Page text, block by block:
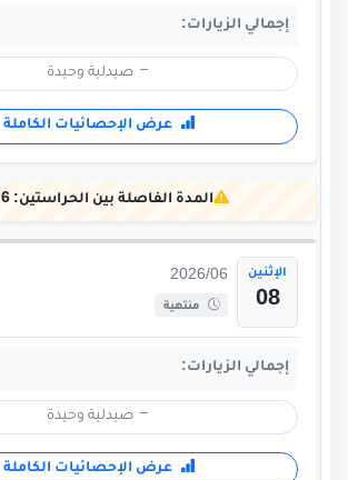
إجمالي الزيارات:
صيدلية وحيدة
عرض الإحصائيات الكاملة
المدة الفاصلة بين الحراستين:6 أيام
الإثنين
08
2026/06
منتهية
إجمالي الزيارات:
صيدلية وحيدة
عرض الإحصائيات الكاملة